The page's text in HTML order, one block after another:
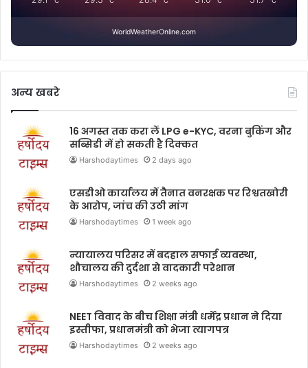
WorldWeatherOnline.com
अन्य खबरे
16 अगस्त तक करा लें LPG e-KYC, वरना बुकिंग और
सब्सिडी में हो सकती है दिक्कत
Harshodaytimes 2 days ago
एसडीओ कार्यालय में तैनात वनरक्षक पर रिश्वतखोरी
के आरोप, जांच की उठी मांग
Harshodaytimes 1 week ago
न्यायालय परिसर में बदहाल सफाई व्यवस्था,
शौचालय की दुर्दशा से वादकारी परेशान
Harshodaytimes 2 weeks ago
NEET विवाद के बीच शिक्षा मंत्री धर्मेंद्र प्रधान ने दिया
इस्तीफा, प्रधानमंत्री को भेजा त्यागपत्र
Harshodaytimes 2 weeks ago